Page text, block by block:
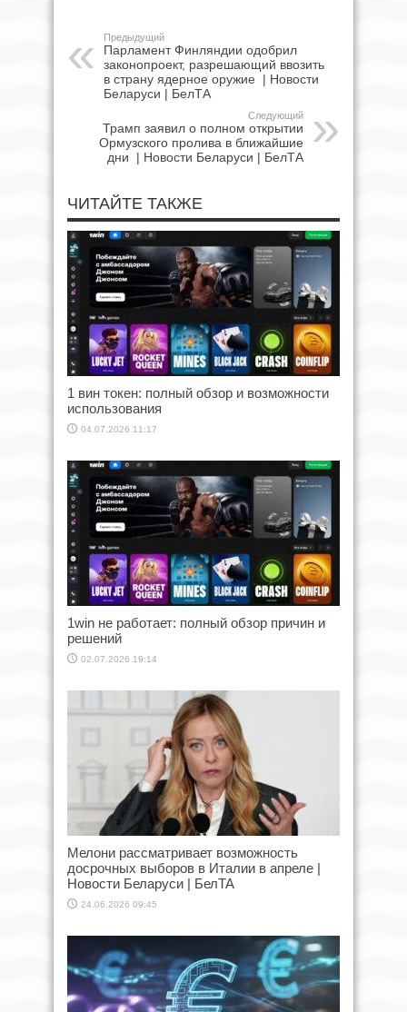
Предыдущий
Парламент Финляндии одобрил
законопроект, разрешающий ввозить
в страну ядерное оружие | Новости
Беларуси | БелТА
Следующий
Трамп заявил о полном открытии
Ормузского пролива в ближайшие
дни | Новости Беларуси | БелТА
ЧИТАЙТЕ ТАКЖЕ
1 вин токен: полный обзор и возможности
использования
04.07.2026 11:17
1win не работает: полный обзор причин и
решений
02.07.2026 19:14
Мелони рассматривает возможность
досрочных выборов в Италии в апреле |
Новости Беларуси | БелТА
24.06.2026 09:45